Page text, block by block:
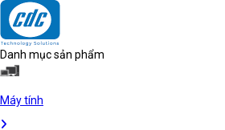
Danh mục sản phẩm
Máy tính